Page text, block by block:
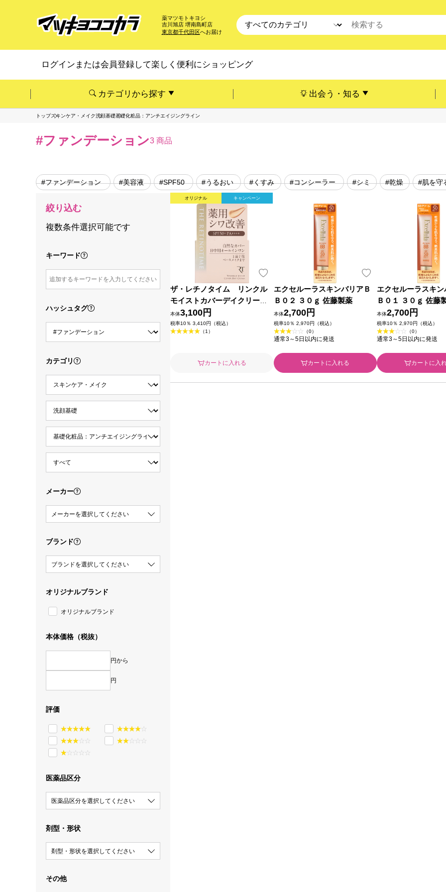
薬マツモトキヨシ
吉川旭店 堺南島町店
東京都千代田区へお届け
ログインまたは会員登録して楽しく便利にショッピング
カテゴリから探す 出会う・知る
トップスキンケア・メイク洗顔基礎基礎化粧品：アンチエイジングライン
#ファンデーション3 商品
#ファンデーション #美容液 #SPF50 #うるおい #くすみ #コンシーラー #シミ #乾燥 #肌を守
絞り込む
複数条件選択可能です
キーワード
ハッシュタグ
カテゴリ
メーカー
メーカーを選択してください
ブランド
ブランドを選択してください
オリジナルブランド
オリジナルブランド
本体価格（税抜）
円から
円
評価
医薬品区分
医薬品区分を選択してください
剤型・形状
剤型・形状を選択してください
その他
オリジナル キャンペーン
ザ・レチノタイム リンクル
モイストカバーデイクリーム
４５ｇ
本体3,100円
税率10％ 3,410円（税込）
（1）
カートに入れる
エクセルーラスキンバリアＢ
Ｂ０２ ３０ｇ 佐藤製薬
本体2,700円
税率10％ 2,970円（税込）
（0）
通常3～5日以内に発送
カートに入れる
エクセルーラスキン
Ｂ０１ ３０ｇ 佐藤
本体2,700円
税率10％ 2,970円（税込）
（0）
通常3～5日以内に発送
カートに入